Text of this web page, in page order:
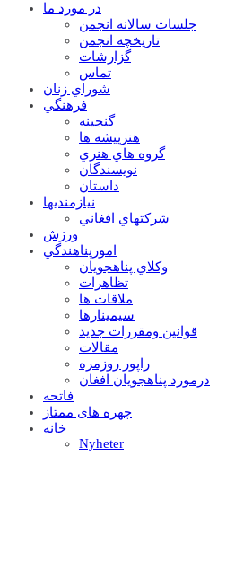
در مورد ما
جلسات سالانه انجمن
تاریخچه انجمن
گزارشات
تماس
شوراي زنان
فرهنگي
گنجينه
هنرپيشه ها
گروه هاي هنري
نويسندگان
داستان
نيازمنديها
شرکتهاي افغاني
ورزش
امورپناهندگي
وکلاي پناهجويان
تظاهرات
ملاقات ها
سيمينارها
قوانين ومقررات جديد
مقالات
راپور روزمره
درمورد پناهجويان افغان
فاتحه
چهره های ممتاز
خانه
Nyheter